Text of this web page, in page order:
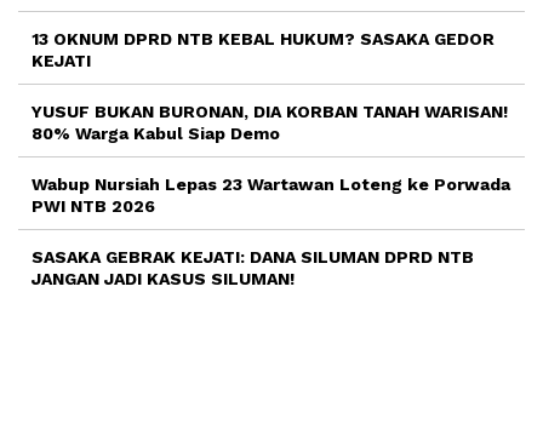
13 OKNUM DPRD NTB KEBAL HUKUM? SASAKA GEDOR
KEJATI
YUSUF BUKAN BURONAN, DIA KORBAN TANAH WARISAN!
80% Warga Kabul Siap Demo
Wabup Nursiah Lepas 23 Wartawan Loteng ke Porwada
PWI NTB 2026
SASAKA GEBRAK KEJATI: DANA SILUMAN DPRD NTB
JANGAN JADI KASUS SILUMAN!